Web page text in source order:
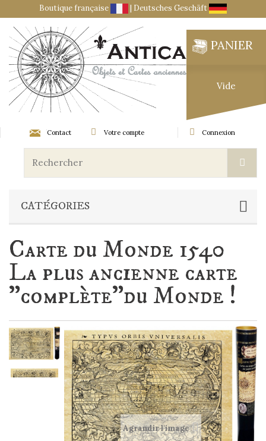
Boutique française | Deutsches Geschäft
PANIER
Vide
Connexion
Votre compte
Contact
CATÉGORIES
Carte du Monde 1540
La plus ancienne carte
"complète"du Monde !
Agrandir l'image